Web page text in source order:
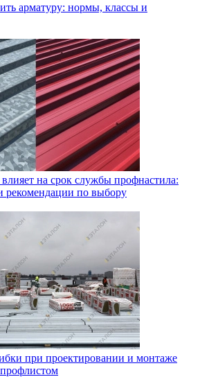
арматуру: нормы, классы и
на срок службы профнастила:
рекомендации по выбору
при проектировании и монтаже